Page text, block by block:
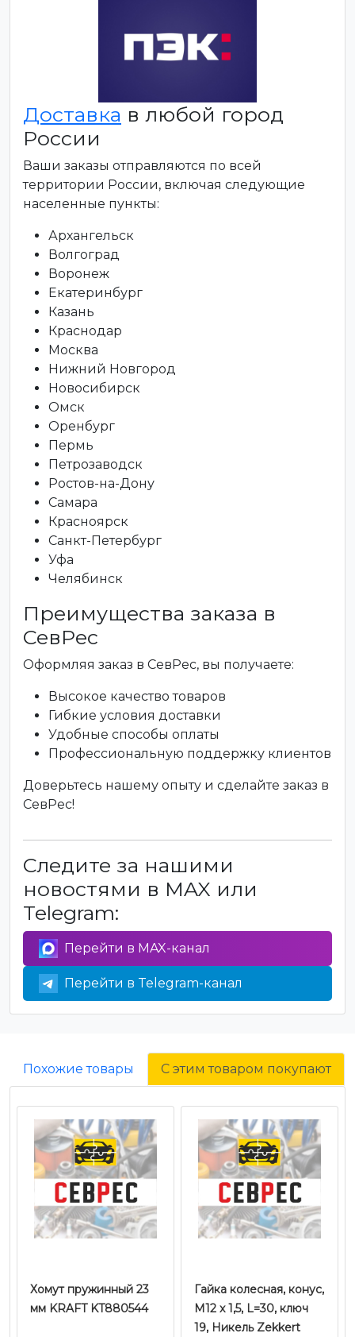
Доставка в любой город
России
Ваши заказы отправляются по всей
территории России, включая следующие
населенные пункты:
Архангельск
Волгоград
Воронеж
Екатеринбург
Казань
Краснодар
Москва
Нижний Новгород
Новосибирск
Омск
Оренбург
Пермь
Петрозаводск
Ростов-на-Дону
Самара
Красноярск
Санкт-Петербург
Уфа
Челябинск
Преимущества заказа в
СевРес
Оформляя заказ в СевРес, вы получаете:
Высокое качество товаров
Гибкие условия доставки
Удобные способы оплаты
Профессиональную поддержку клиентов
Доверьтесь нашему опыту и сделайте заказ в
СевРес!
Следите за нашими
новостями в MAX или
Telegram:
Перейти в MAX-канал
Перейти в Telegram-канал
Похожие товары С этим товаром покупают
Хомут пружинный 23
мм KRAFT KT880544
Гайка колесная, конус,
M12 x 1,5, L=30, ключ
19, Никель Zekkert